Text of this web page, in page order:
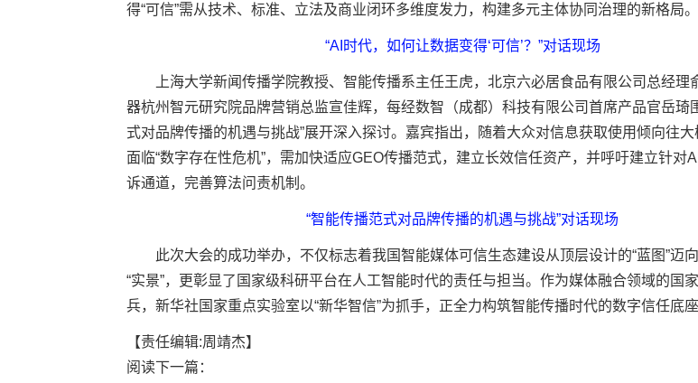
得“可信”需从技术、标准、立法及商业闭环多维度发力，构建多元主体协同治理的新格局。
“AI时代，如何让数据变得‘可信’？”对话现场
上海大学新闻传播学院教授、智能传播系主任王虎，北京六必居食品有限公司总经理
器杭州智元研究院品牌营销总监宣佳辉，每经数智（成都）科技有限公司首席产品官岳琦
式对品牌传播的机遇与挑战”展开深入探讨。嘉宾指出，随着大众对信息获取使用倾向往
面临“数字存在性危机”，需加快适应GEO传播范式，建立长效信任资产，并呼吁建立针对
诉通道，完善算法问责机制。
“智能传播范式对品牌传播的机遇与挑战”对话现场
此次大会的成功举办，不仅标志着我国智能媒体可信生态建设从顶层设计的“蓝图”迈
“实景”，更彰显了国家级科研平台在人工智能时代的责任与担当。作为媒体融合领域的国
兵，新华社国家重点实验室以“新华智信”为抓手，正全力构筑智能传播时代的数字信任底座
【责任编辑:周靖杰】
阅读下一篇：